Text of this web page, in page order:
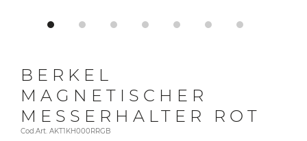
BERKEL
MAGNETISCHER
MESSERHALTER ROT
Cod.Art. AKT1KH000RRGB